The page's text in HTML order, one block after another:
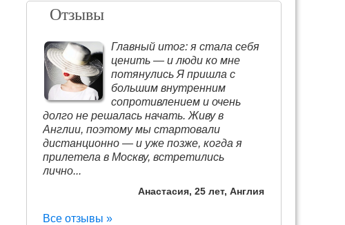
Отзывы
Главный итог: я стала себя
ценить — и люди ко мне
потянулись Я пришла с
большим внутренним
сопротивлением и очень
долго не решалась начать. Живу в
Англии, поэтому мы стартовали
дистанционно — и уже позже, когда я
прилетела в Москву, встретились
лично...
Анастасия, 25 лет, Англия
Все отзывы »